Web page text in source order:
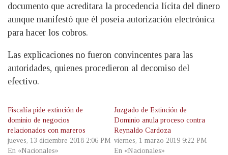
documento que acreditara la procedencia lícita del dinero
aunque manifestó que él poseía autorización electrónica
para hacer los cobros.
Las explicaciones no fueron convincentes para las
autoridades, quienes procedieron al decomiso del
efectivo.
Fiscalía pide extinción de
dominio de negocios
relacionados con mareros
jueves, 13 diciembre 2018 2:06 PM
En «Nacionales»
Juzgado de Extinción de
Dominio anula proceso contra
Reynaldo Cardoza
viernes, 1 marzo 2019 9:22 PM
En «Nacionales»